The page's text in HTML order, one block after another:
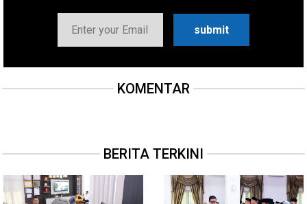
KOMENTAR
BERITA TERKINI